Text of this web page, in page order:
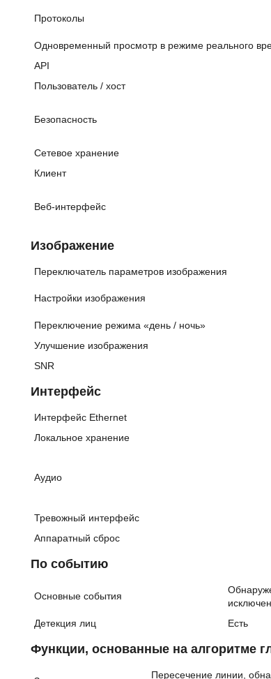
Протоколы
Одновременный просмотр в режиме реального
API
Пользователь / хост
Безопасность
Сетевое хранение
Клиент
Веб-интерфейс
Изображение
Переключатель параметров изображения
Настройки изображения
Переключение режима «день / ночь»
Улучшение изображения
SNR
Интерфейс
Интерфейс Ethernet
Локальное хранение
Аудио
Тревожный интерфейс
Аппаратный сброс
По событию
Основные события
Детекция лиц
Есть
Функции, основанные на алгоритме
Пересечение линии,